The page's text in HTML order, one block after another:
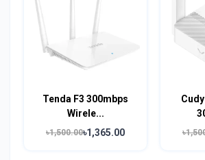
Tenda F3 300mbps
Wirele...
৳1,500.00৳1,365.00